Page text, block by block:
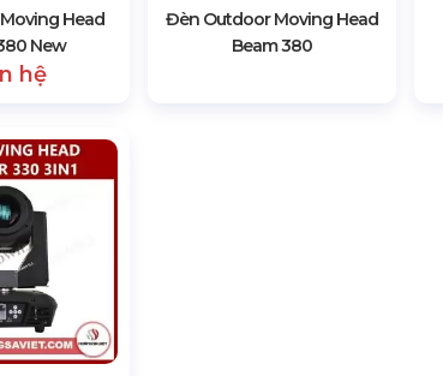
Head
New
hệ
Đèn Outdoor Moving Head
Beam 380